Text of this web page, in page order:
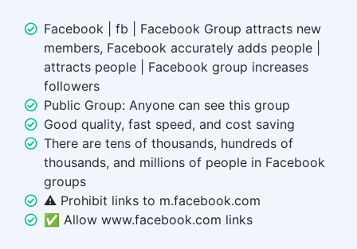
Facebook | fb | Facebook Group attracts new
members, Facebook accurately adds people |
attracts people | Facebook group increases
followers
Public Group: Anyone can see this group
Good quality, fast speed, and cost saving
There are tens of thousands, hundreds of
thousands, and millions of people in Facebook
groups
⚠️ Prohibit links to m.facebook.com
✅ Allow www.facebook.com links